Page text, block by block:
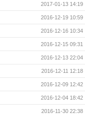
2017-01-13 14:19
2016-12-19 10:59
2016-12-16 10:34
2016-12-15 09:31
2016-12-13 22:04
2016-12-11 12:18
2016-12-09 12:42
2016-12-04 18:42
2016-11-30 22:38